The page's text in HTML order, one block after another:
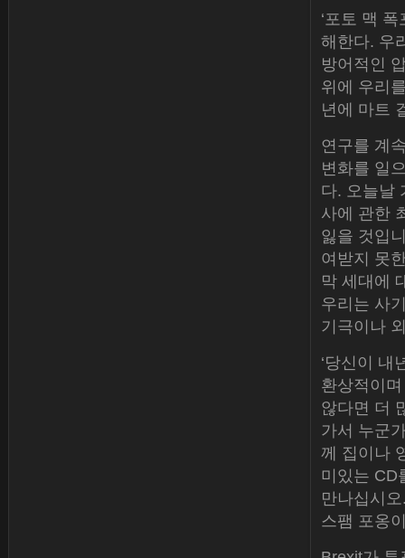
‘포토 맥
해한다. 우
방어적인
위에 우리
년에 마트
연구를 계
변화를 일
다. 오늘날
사에 관한
잃을 것입
여받지 못
막 세대에
우리는 사
기극이나
‘당신이 내
환상적이
않다면 더
가서 누군
께 집이나
미있는 CD
만나십시
스팸 포옹